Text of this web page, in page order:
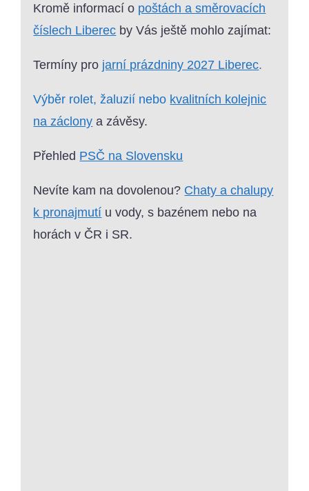
Kromě informací o poštách a směrovacích
číslech Liberec by Vás ještě mohlo zajímat:
Termíny pro jarní prázdniny 2027 Liberec.
Výběr rolet, žaluzií nebo kvalitních kolejnic
na záclony a závěsy.
Přehled PSČ na Slovensku
Nevíte kam na dovolenou? Chaty a chalupy
k pronajmutí u vody, s bazénem nebo na
horách v ČR i SR.